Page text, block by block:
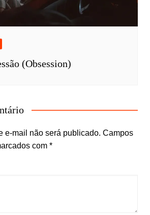
(Obsession)
e-mail não será publicado. Campos
com *